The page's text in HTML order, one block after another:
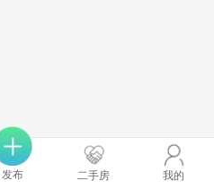
发布 二手房 我的